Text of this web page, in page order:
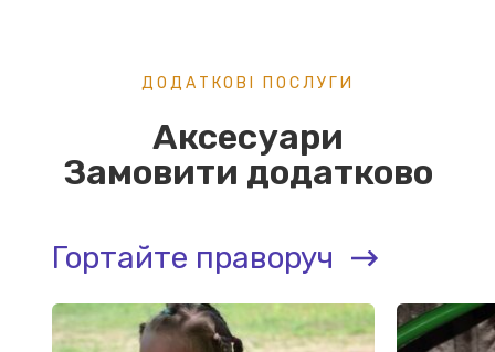
ДОДАТКОВІ ПОСЛУГИ
Аксесуари
Замовити додатково
Гортайте праворуч